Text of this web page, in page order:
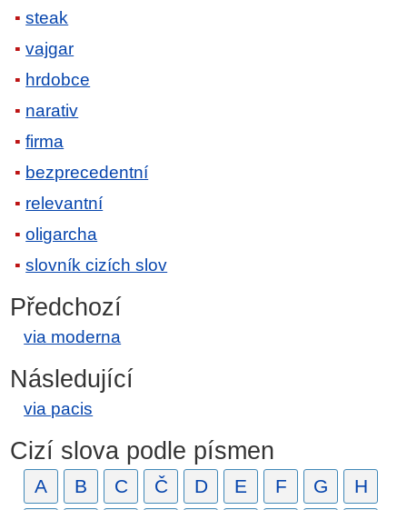
steak
vajgar
hrdobce
narativ
firma
bezprecedentní
relevantní
oligarcha
slovník cizích slov
Předchozí
via moderna
Následující
via pacis
Cizí slova podle písmen
A B C Č D E F G H